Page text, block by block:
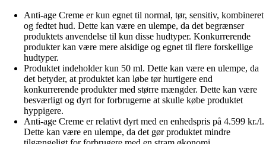
Anti-age Creme er kun egnet til normal, tør, sensitiv, kombineret
og fedtet hud. Dette kan være en ulempe, da det begrænser
produktets anvendelse til kun disse hudtyper. Konkurrerende
produkter kan være mere alsidige og egnet til flere forskellige
hudtyper.
Produktet indeholder kun 50 ml. Dette kan være en ulempe, da
det betyder, at produktet kan løbe tør hurtigere end
konkurrerende produkter med større mængder. Dette kan være
besværligt og dyrt for forbrugerne at skulle købe produktet
hyppigere.
Anti-age Creme er relativt dyrt med en enhedspris på 4.599 kr./l.
Dette kan være en ulempe, da det gør produktet mindre